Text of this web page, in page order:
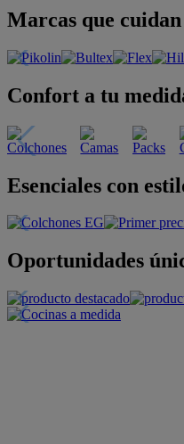
Marcas que cuidan
Confort a tu
Esenciales con
Oportunidades